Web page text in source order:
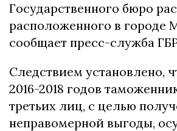
Государственного бюро
расположенного в городе
сообщает пресс-служба
Следствием установлено,
2016-2018 годов
третьих лиц, с целью
неправомерной выгоды,